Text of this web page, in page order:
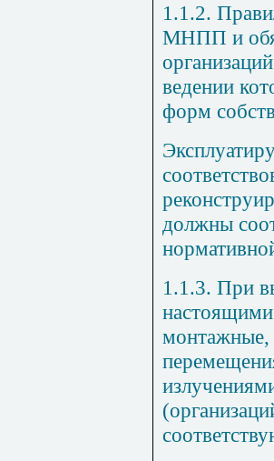
1.1.2.
МНПП и
ведении
форм
должны
1.1.3. При
монтажные,